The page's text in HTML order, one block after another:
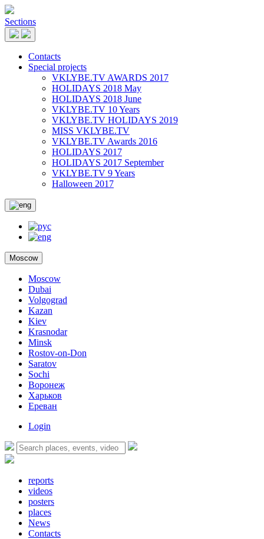
Sections
Contacts
Special projects
VKLYBE.TV AWARDS 2017
HOLIDAYS 2018 May
HOLIDAYS 2018 June
VKLYBE.TV 10 Years
VKLYBE.TV HOLIDAYS 2019
MISS VKLYBE.TV
VKLYBE.TV Awards 2016
HOLIDAYS 2017
HOLIDAYS 2017 September
VKLYBE.TV 9 Years
Halloween 2017
Moscow
Moscow
Dubai
Volgograd
Kazan
Kiev
Krasnodar
Minsk
Rostov-on-Don
Saratov
Sochi
Воронеж
Харьков
Ереван
Login
reports
videos
posters
places
News
Contacts